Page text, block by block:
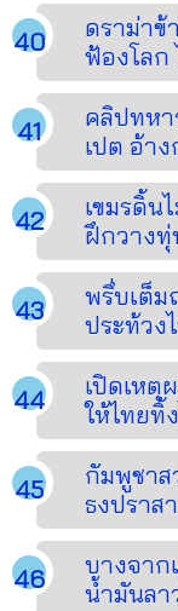
ดราม่าข้
ฟ้องโลก
คลิปทห
เปต อ้า
เขมรดิ้น
ฝึกวางทุ่
พรึ่บเต็ม
ประท้วง
เปิดเหตุ
ให้ไทยทิ้
กัมพูชา
ธงปราส
บางจาก
น้ำมันลา